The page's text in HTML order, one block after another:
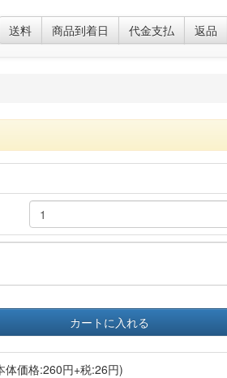
送料 商品到着日 代金支払 返品
カートに入れる
体価格:260円+税:26円)